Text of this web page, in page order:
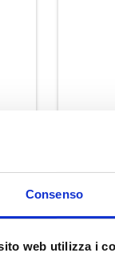
Consenso
web utilizza i